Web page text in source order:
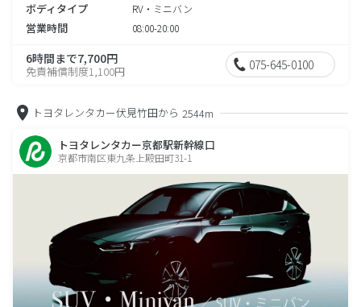
ボディタイプ RV・ミニバン
営業時間 08:00-20:00
6時間まで7,700円
免責補償制度1,100円 075-645-0100
トヨタレンタカー伏見竹田から 2544m
トヨタレンタカー京都駅新幹線口
京都市南区東九条上殿田町31-1